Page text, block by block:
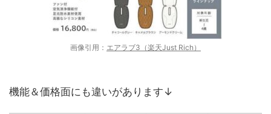
画像引用： エアラブ3（楽天Just Rich）
機能＆価格面にも違いがあります↓